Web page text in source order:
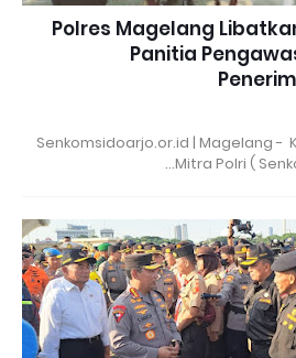
Polres Magelang
Panitia
Senkomsidoarjo.or.id | Magelang -
Mitra Polri (